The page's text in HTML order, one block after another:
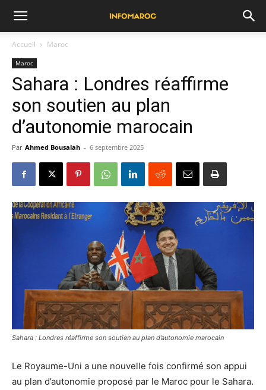
Accueil Maroc
Maroc
Sahara : Londres réaffirme
son soutien au plan
d’autonomie marocain
Par Ahmed Bousalah - 6 septembre 2025
Sahara : Londres réaffirme son soutien au plan d’autonomie marocain
Le Royaume-Uni a une nouvelle fois confirmé son appui
au plan d’autonomie proposé par le Maroc pour le Sahara.